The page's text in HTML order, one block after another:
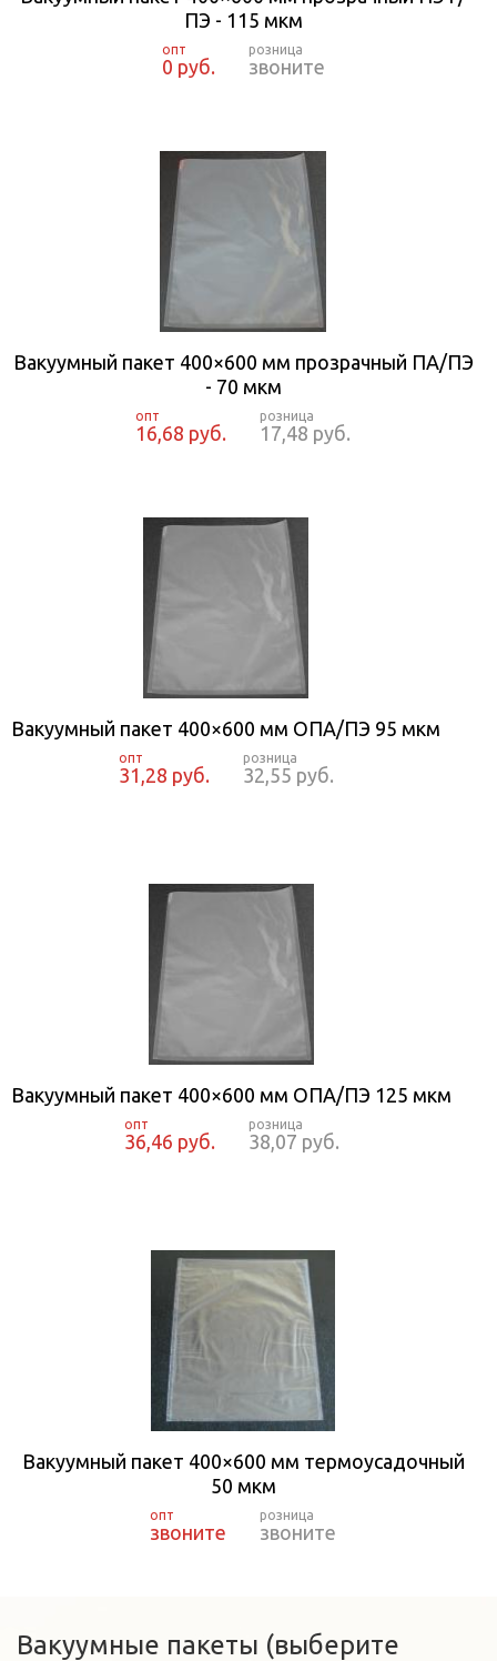
ПЭ - 115 мкм
0 руб. звоните
Вакуумный пакет 400×600 мм прозрачный ПА/ПЭ
- 70 мкм
16,68 руб. 17,48 руб.
Вакуумный пакет 400×600 мм ОПА/ПЭ 95 мкм
31,28 руб. 32,55 руб.
Вакуумный пакет 400×600 мм ОПА/ПЭ 125 мкм
36,46 руб. 38,07 руб.
Вакуумный пакет 400×600 мм термоусадочный
50 мкм
звоните звоните
Вакуумные пакеты (выберите